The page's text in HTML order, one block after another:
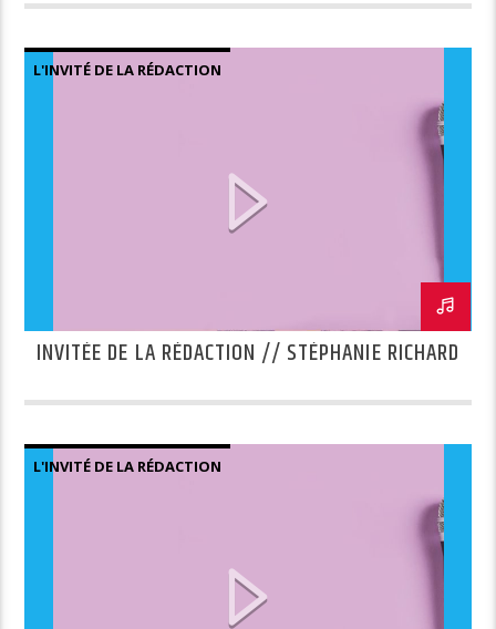
L'INVITÉ DE LA RÉDACTION
INVITÉE DE LA RÉDACTION // STÉPHANIE RICHARD
L'INVITÉ DE LA RÉDACTION